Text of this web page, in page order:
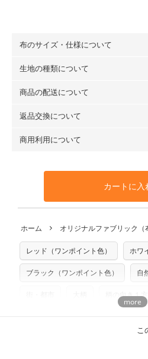
布のサイズ・仕様について
布の長さは50cm単位での販売にな
場合 → 購入数量「7」
※カットを希望の方は備考欄に「
ご記載ください（50cm単位での
プリント布の仕様について もっ
生地の種類について
・現在、すべてのデザインのプ
ットン（ダブルガーゼ）・100％
トンリネン（ビエラ織）・100％
100％コットン（キャンバス・11
生地見本サンプル（無料）を購
商品の配送について
・ネコポスでの配送は、布は2m
も送料の表示が600円となり宅急
となります。
※万が一、検品時に不備が見つか
※土日祝は営業日に含まれません
※配送日のご指定は承れません。
返品交換について
・布はご注文後に注文数量のみを
や用尺をお間違えのないようお願
と違う、などの理由での返品は承
商用利用について
利用いただけます。「nunocoto
も不要です。（製品化した際に
いませんのでご了承ください）
※有料型紙（ホームソーイング型
らべるキットに付属された型紙は
注意ください。型紙自体の転用・
商用利用についての詳細はこちら
カートに入
ホーム オリジナルファブリック（
レッド（ワンポイント色） ホワ
ブラック（ワンポイント色） 自
柄の向き１方
こ